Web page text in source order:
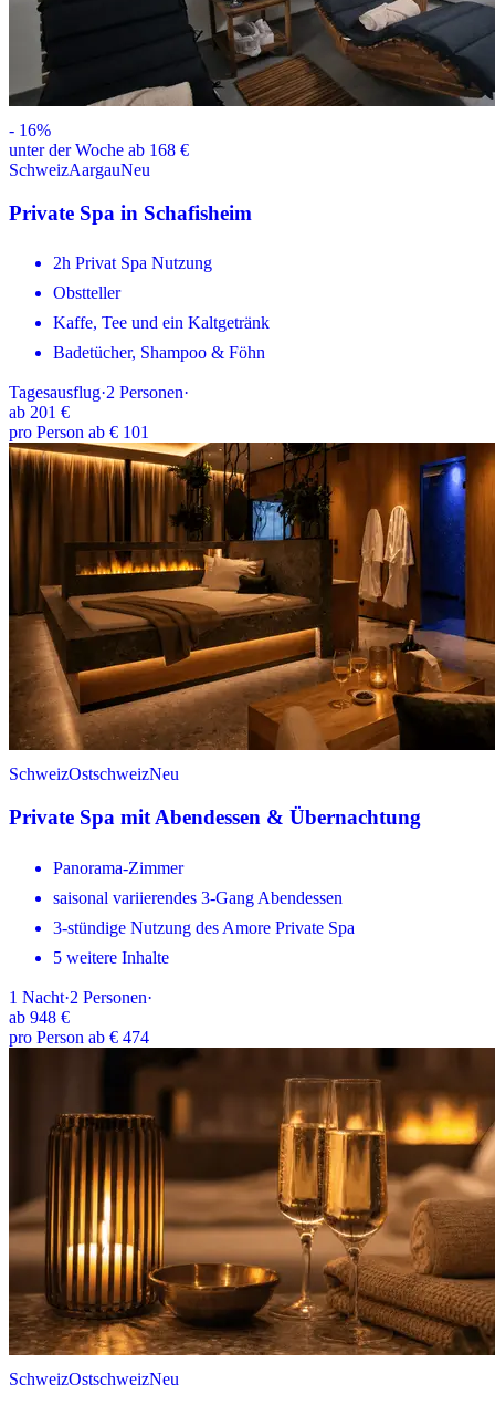
- 16%
unter der Woche ab 168 €
SchweizAargauNeu
Private Spa in Schafisheim
2h Privat Spa Nutzung
Obstteller
Kaffe, Tee und ein Kaltgetränk
Badetücher, Shampoo & Föhn
Tagesausflug·2 Personen·
ab 201 €
pro Person ab € 101
SchweizOstschweizNeu
Private Spa mit Abendessen & Übernachtung
Panorama-Zimmer
saisonal variierendes 3-Gang Abendessen
3-stündige Nutzung des Amore Private Spa
5 weitere Inhalte
1 Nacht·2 Personen·
ab 948 €
pro Person ab € 474
SchweizOstschweizNeu